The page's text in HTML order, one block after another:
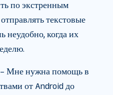
по экстренным
текстовые
неудобно, когда их
Мне нужна помощь в
от Android до